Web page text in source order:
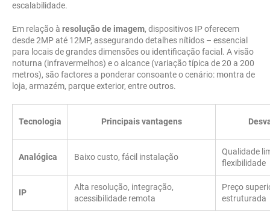
escalabilidade.
Em relação à resolução de imagem, dispositivos IP oferecem
desde 2MP até 12MP, assegurando detalhes nítidos – essencial
para locais de grandes dimensões ou identificação facial. A visão
noturna (infravermelhos) e o alcance (variação típica de 20 a 200
metros), são factores a ponderar consoante o cenário: montra de
loja, armazém, parque exterior, entre outros.
Tecnologia Principais vantagens
Analógica Baixo custo, fácil instalação
Qualidade
flexibilidade
IP
Alta resolução, integração,
acessibilidade remota
Preço
estruturada